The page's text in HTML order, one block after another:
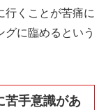
行くことが苦痛に
に臨めるという
苦手意識があ